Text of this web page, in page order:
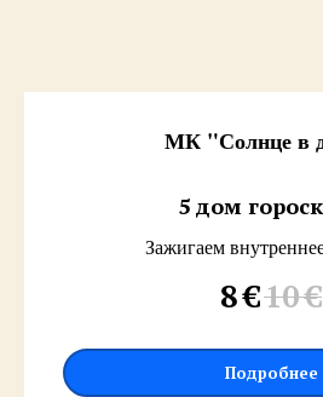
МК "Солнце в
5 дом
Зажигаем
8€10€
Подробнее